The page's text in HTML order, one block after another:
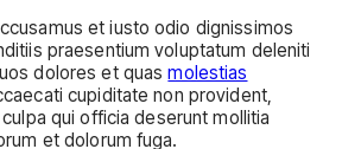
et iusto odio dignissimos
praesentium voluptatum deleniti
dolores et quasmolestias
cupiditate non provident,
qui officia deserunt mollitia
et dolorum fuga.